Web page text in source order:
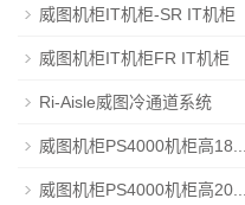
威图机柜IT机柜-SR IT机柜
威图机柜IT机柜FR IT机柜
Ri-Aisle威图冷通道系统
威图机柜PS4000机柜高18...
威图机柜PS4000机柜高20...